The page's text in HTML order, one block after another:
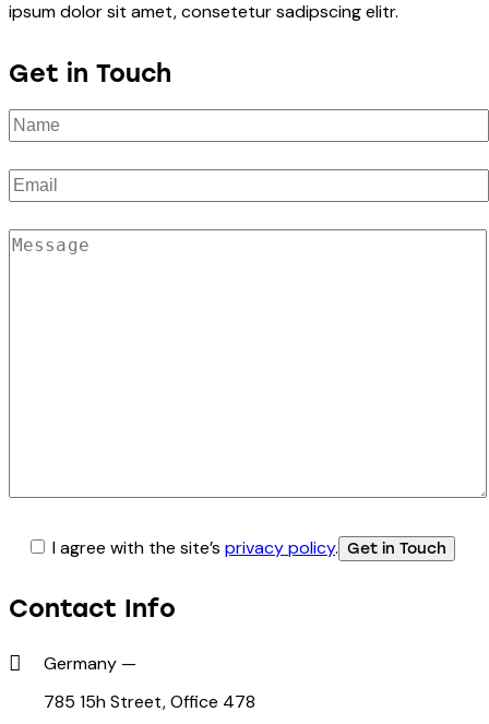
ipsum dolor sit amet, consetetur sadipscing elitr.
Get in Touch
I agree with the site’s privacy policy.
Contact Info
Germany —
785 15h Street, Office 478